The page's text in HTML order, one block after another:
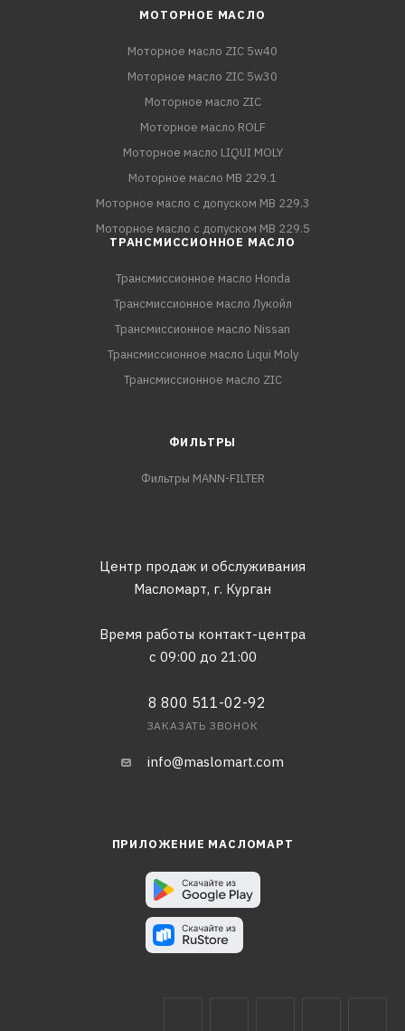
МОТОРНОЕ МАСЛО
Моторное масло ZIC 5w40
Моторное масло ZIC 5w30
Моторное масло ZIC
Моторное масло ROLF
Моторное масло LIQUI MOLY
Моторное масло MB 229.1
Моторное масло с допуском MB 229.3
Моторное масло с допуском MB 229.5
ТРАНСМИССИОННОЕ МАСЛО
Трансмиссионное масло Honda
Трансмиссионное масло Лукойл
Трансмиссионное масло Nissan
Трансмиссионное масло Liqui Moly
Трансмиссионное масло ZIC
ФИЛЬТРЫ
Фильтры MANN-FILTER
Центр продаж и обслуживания
Масломарт, г. Курган
Время работы контакт-центра
с 09:00 до 21:00
8 800 511-02-92
ЗАКАЗАТЬ ЗВОНОК
info@maslomart.com
ПРИЛОЖЕНИЕ МАСЛОМАРТ